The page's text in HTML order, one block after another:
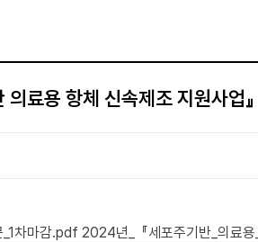
료용 항체 신속제조 지원사업
차마감.pdf 2024년_『세포주기반_의료용